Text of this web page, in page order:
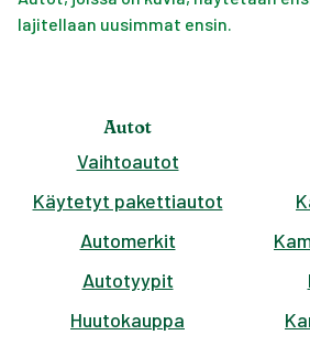
lajitellaan uusimmat ensin.
Autot
Vaihtoautot
Käytetyt pakettiautot
Automerkit
Autotyypit
Huutokauppa